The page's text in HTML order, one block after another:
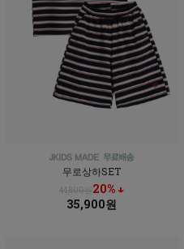
무로상하SET
44,800원20% ↓
35,900원